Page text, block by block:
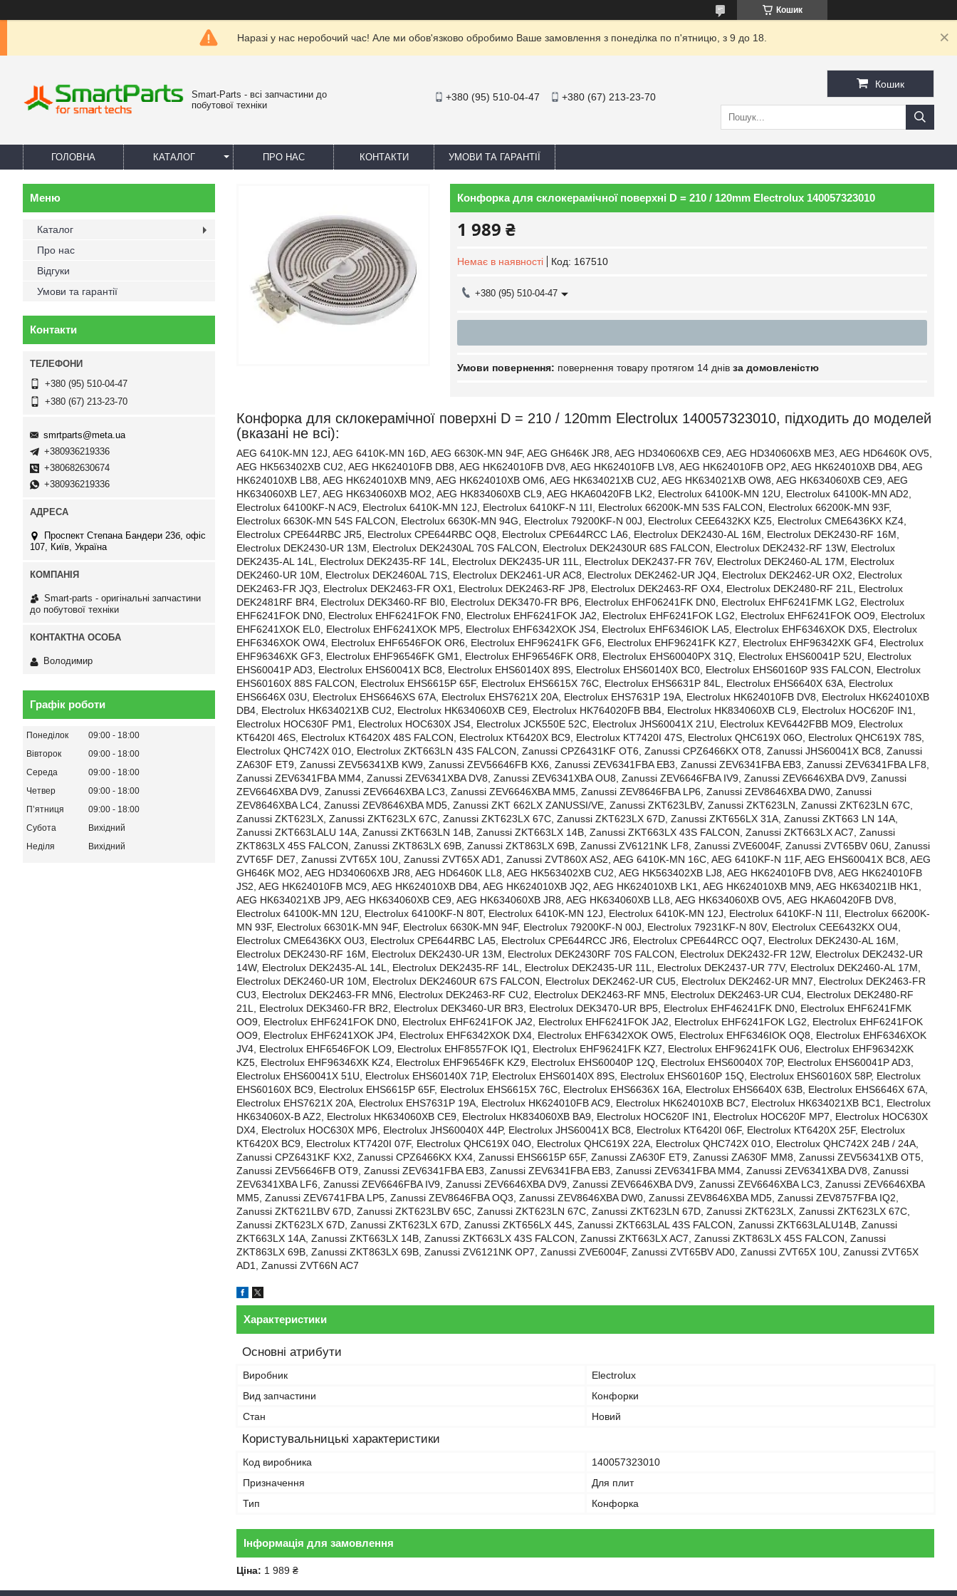
Кошик
Наразі у нас неробочий час! Але ми обов'язково обробимо Ваше замовлення з понеділка по п'ятницю, з 9 до 18.
Smart-Parts - всі запчастини до
побутової техніки
+380 (95) 510-04-47 +380 (67) 213-23-70
Кошик
ГОЛОВНА КАТАЛОГ ПРО НАС КОНТАКТИ УМОВИ ТА ГАРАНТІЇ
Конфорка для склокерамічної поверхні D = 210 / 120mm Electrolux 140057323010
1 989 ₴
Немає в наявності Код: 167510
+380 (95) 510-04-47
повернення товару протягом 14 днів за домовленістю
Конфорка для склокерамічної поверхні D = 210 / 120mm Electrolux 140057323010, підходить до моделей
(вказані не всі):
AEG 6410K-MN 12J, AEG 6410K-MN 16D, AEG 6630K-MN 94F, AEG GH646K JR8, AEG HD340606XB CE9, AEG HD340606XB ME3, AEG HD6460K OV5,
AEG HK563402XB CU2, AEG HK624010FB DB8, AEG HK624010FB DV8, AEG HK624010FB LV8, AEG HK624010FB OP2, AEG HK624010XB DB4, AEG
HK624010XB LB8, AEG HK624010XB MN9, AEG HK624010XB OM6, AEG HK634021XB CU2, AEG HK634021XB OW8, AEG HK634060XB CE9, AEG
HK634060XB LE7, AEG HK634060XB MO2, AEG HK834060XB CL9, AEG HKA60420FB LK2, Electrolux 64100K-MN 12U, Electrolux 64100K-MN AD2,
Electrolux 64100KF-N AC9, Electrolux 6410K-MN 12J, Electrolux 6410KF-N 11I, Electrolux 66200K-MN 53S FALCON, Electrolux 66200K-MN 93F,
Electrolux 6630K-MN 54S FALCON, Electrolux 6630K-MN 94G, Electrolux 79200KF-N 00J, Electrolux CEE6432KX KZ5, Electrolux CME6436KX KZ4,
Electrolux CPE644RBC JR5, Electrolux CPE644RBC OQ8, Electrolux CPE644RCC LA6, Electrolux DEK2430-AL 16M, Electrolux DEK2430-RF 16M,
Electrolux DEK2430-UR 13M, Electrolux DEK2430AL 70S FALCON, Electrolux DEK2430UR 68S FALCON, Electrolux DEK2432-RF 13W, Electrolux
DEK2435-AL 14L, Electrolux DEK2435-RF 14L, Electrolux DEK2435-UR 11L, Electrolux DEK2437-FR 76V, Electrolux DEK2460-AL 17M, Electrolux
DEK2460-UR 10M, Electrolux DEK2460AL 71S, Electrolux DEK2461-UR AC8, Electrolux DEK2462-UR JQ4, Electrolux DEK2462-UR OX2, Electrolux
DEK2463-FR JQ3, Electrolux DEK2463-FR OX1, Electrolux DEK2463-RF JP8, Electrolux DEK2463-RF OX4, Electrolux DEK2480-RF 21L, Electrolux
DEK2481RF BR4, Electrolux DEK3460-RF BI0, Electrolux DEK3470-FR BP6, Electrolux EHF06241FK DN0, Electrolux EHF6241FMK LG2, Electrolux
EHF6241FOK DN0, Electrolux EHF6241FOK FN0, Electrolux EHF6241FOK JA2, Electrolux EHF6241FOK LG2, Electrolux EHF6241FOK OO9, Electrolux
EHF6241XOK EL0, Electrolux EHF6241XOK MP5, Electrolux EHF6342XOK JS4, Electrolux EHF6346IOK LA5, Electrolux EHF6346XOK DX5, Electrolux
EHF6346XOK OW4, Electrolux EHF6546FOK OR6, Electrolux EHF96241FK GF6, Electrolux EHF96241FK KZ7, Electrolux EHF96342XK GF4, Electrolux
EHF96346XK GF3, Electrolux EHF96546FK GM1, Electrolux EHF96546FK OR8, Electrolux EHS60040PX 31Q, Electrolux EHS60041P 52U, Electrolux
EHS60041P AD3, Electrolux EHS60041X BC8, Electrolux EHS60140X 89S, Electrolux EHS60140X BC0, Electrolux EHS60160P 93S FALCON, Electrolux
EHS60160X 88S FALCON, Electrolux EHS6615P 65F, Electrolux EHS6615X 76C, Electrolux EHS6631P 84L, Electrolux EHS6640X 63A, Electrolux
EHS6646X 03U, Electrolux EHS6646XS 67A, Electrolux EHS7621X 20A, Electrolux EHS7631P 19A, Electrolux HK624010FB DV8, Electrolux HK624010XB
DB4, Electrolux HK634021XB CU2, Electrolux HK634060XB CE9, Electrolux HK764020FB BB4, Electrolux HK834060XB CL9, Electrolux HOC620F IN1,
Electrolux HOC630F PM1, Electrolux HOC630X JS4, Electrolux JCK550E 52C, Electrolux JHS60041X 21U, Electrolux KEV6442FBB MO9, Electrolux
KT6420I 46S, Electrolux KT6420X 48S FALCON, Electrolux KT6420X BC9, Electrolux KT7420I 47S, Electrolux QHC619X 06O, Electrolux QHC619X 78S,
Electrolux QHC742X 01O, Electrolux ZKT663LN 43S FALCON, Zanussi CPZ6431KF OT6, Zanussi CPZ6466KX OT8, Zanussi JHS60041X BC8, Zanussi
ZA630F ET9, Zanussi ZEV56341XB KW9, Zanussi ZEV56646FB KX6, Zanussi ZEV6341FBA EB3, Zanussi ZEV6341FBA EB3, Zanussi ZEV6341FBA LF8,
Zanussi ZEV6341FBA MM4, Zanussi ZEV6341XBA DV8, Zanussi ZEV6341XBA OU8, Zanussi ZEV6646FBA IV9, Zanussi ZEV6646XBA DV9, Zanussi
ZEV6646XBA DV9, Zanussi ZEV6646XBA LC3, Zanussi ZEV6646XBA MM5, Zanussi ZEV8646FBA LP6, Zanussi ZEV8646XBA DW0, Zanussi
ZEV8646XBA LC4, Zanussi ZEV8646XBA MD5, Zanussi ZKT 662LX ZANUSSI/VE, Zanussi ZKT623LBV, Zanussi ZKT623LN, Zanussi ZKT623LN 67C,
Zanussi ZKT623LX, Zanussi ZKT623LX 67C, Zanussi ZKT623LX 67C, Zanussi ZKT623LX 67D, Zanussi ZKT656LX 31A, Zanussi ZKT663 LN 14A,
Zanussi ZKT663LALU 14A, Zanussi ZKT663LN 14B, Zanussi ZKT663LX 14B, Zanussi ZKT663LX 43S FALCON, Zanussi ZKT663LX AC7, Zanussi
ZKT863LX 45S FALCON, Zanussi ZKT863LX 69B, Zanussi ZKT863LX 69B, Zanussi ZV6121NK LF8, Zanussi ZVE6004F, Zanussi ZVT65BV 06U, Zanussi
ZVT65F DE7, Zanussi ZVT65X 10U, Zanussi ZVT65X AD1, Zanussi ZVT860X AS2, AEG 6410K-MN 16C, AEG 6410KF-N 11F, AEG EHS60041X BC8, AEG
GH646K MO2, AEG HD340606XB JR8, AEG HD6460K LL8, AEG HK563402XB CU2, AEG HK563402XB LJ8, AEG HK624010FB DV8, AEG HK624010FB
JS2, AEG HK624010FB MC9, AEG HK624010XB DB4, AEG HK624010XB JQ2, AEG HK624010XB LK1, AEG HK624010XB MN9, AEG HK634021IB HK1,
AEG HK634021XB JP9, AEG HK634060XB CE9, AEG HK634060XB JR8, AEG HK634060XB LL8, AEG HK634060XB OV5, AEG HKA60420FB DV8,
Electrolux 64100K-MN 12U, Electrolux 64100KF-N 80T, Electrolux 6410K-MN 12J, Electrolux 6410K-MN 12J, Electrolux 6410KF-N 11I, Electrolux 66200K-
MN 93F, Electrolux 66301K-MN 94F, Electrolux 6630K-MN 94F, Electrolux 79200KF-N 00J, Electrolux 79231KF-N 80V, Electrolux CEE6432KX OU4,
Electrolux CME6436KX OU3, Electrolux CPE644RBC LA5, Electrolux CPE644RCC JR6, Electrolux CPE644RCC OQ7, Electrolux DEK2430-AL 16M,
Electrolux DEK2430-RF 16M, Electrolux DEK2430-UR 13M, Electrolux DEK2430RF 70S FALCON, Electrolux DEK2432-FR 12W, Electrolux DEK2432-UR
14W, Electrolux DEK2435-AL 14L, Electrolux DEK2435-RF 14L, Electrolux DEK2435-UR 11L, Electrolux DEK2437-UR 77V, Electrolux DEK2460-AL 17M,
Electrolux DEK2460-UR 10M, Electrolux DEK2460UR 67S FALCON, Electrolux DEK2462-UR CU5, Electrolux DEK2462-UR MN7, Electrolux DEK2463-FR
CU3, Electrolux DEK2463-FR MN6, Electrolux DEK2463-RF CU2, Electrolux DEK2463-RF MN5, Electrolux DEK2463-UR CU4, Electrolux DEK2480-RF
21L, Electrolux DEK3460-FR BR2, Electrolux DEK3460-UR BR3, Electrolux DEK3470-UR BP5, Electrolux EHF46241FK DN0, Electrolux EHF6241FMK
OO9, Electrolux EHF6241FOK DN0, Electrolux EHF6241FOK JA2, Electrolux EHF6241FOK JA2, Electrolux EHF6241FOK LG2, Electrolux EHF6241FOK
OO9, Electrolux EHF6241XOK JP4, Electrolux EHF6342XOK DX4, Electrolux EHF6342XOK OW5, Electrolux EHF6346IOK OQ8, Electrolux EHF6346XOK
JV4, Electrolux EHF6546FOK LO9, Electrolux EHF8557FOK IQ1, Electrolux EHF96241FK KZ7, Electrolux EHF96241FK OU6, Electrolux EHF96342XK
KZ5, Electrolux EHF96346XK KZ4, Electrolux EHF96546FK KZ9, Electrolux EHS60040P 12Q, Electrolux EHS60040X 70P, Electrolux EHS60041P AD3,
Electrolux EHS60041X 51U, Electrolux EHS60140X 71P, Electrolux EHS60140X 89S, Electrolux EHS60160P 15Q, Electrolux EHS60160X 58P, Electrolux
EHS60160X BC9, Electrolux EHS6615P 65F, Electrolux EHS6615X 76C, Electrolux EHS6636X 16A, Electrolux EHS6640X 63B, Electrolux EHS6646X 67A,
Electrolux EHS7621X 20A, Electrolux EHS7631P 19A, Electrolux HK624010FB AC9, Electrolux HK624010XB BC7, Electrolux HK634021XB BC1, Electrolux
HK634060X-B AZ2, Electrolux HK634060XB CE9, Electrolux HK834060XB BA9, Electrolux HOC620F IN1, Electrolux HOC620F MP7, Electrolux HOC630X
DX4, Electrolux HOC630X MP6, Electrolux JHS60040X 44P, Electrolux JHS60041X BC8, Electrolux KT6420I 06F, Electrolux KT6420X 25F, Electrolux
KT6420X BC9, Electrolux KT7420I 07F, Electrolux QHC619X 04O, Electrolux QHC619X 22A, Electrolux QHC742X 01O, Electrolux QHC742X 24B / 24A,
Zanussi CPZ6431KF KX2, Zanussi CPZ6466KX KX4, Zanussi EHS6615P 65F, Zanussi ZA630F ET9, Zanussi ZA630F MM8, Zanussi ZEV56341XB OT5,
Zanussi ZEV56646FB OT9, Zanussi ZEV6341FBA EB3, Zanussi ZEV6341FBA EB3, Zanussi ZEV6341FBA MM4, Zanussi ZEV6341XBA DV8, Zanussi
ZEV6341XBA LF6, Zanussi ZEV6646FBA IV9, Zanussi ZEV6646XBA DV9, Zanussi ZEV6646XBA DV9, Zanussi ZEV6646XBA LC3, Zanussi ZEV6646XBA
MM5, Zanussi ZEV6741FBA LP5, Zanussi ZEV8646FBA OQ3, Zanussi ZEV8646XBA DW0, Zanussi ZEV8646XBA MD5, Zanussi ZEV8757FBA IQ2,
Zanussi ZKT621LBV 67D, Zanussi ZKT623LBV 65C, Zanussi ZKT623LN 67C, Zanussi ZKT623LN 67D, Zanussi ZKT623LX, Zanussi ZKT623LX 67C,
Zanussi ZKT623LX 67D, Zanussi ZKT623LX 67D, Zanussi ZKT656LX 44S, Zanussi ZKT663LAL 43S FALCON, Zanussi ZKT663LALU14B, Zanussi
ZKT663LX 14A, Zanussi ZKT663LX 14B, Zanussi ZKT663LX 43S FALCON, Zanussi ZKT663LX AC7, Zanussi ZKT863LX 45S FALCON, Zanussi
ZKT863LX 69B, Zanussi ZKT863LX 69B, Zanussi ZV6121NK OP7, Zanussi ZVE6004F, Zanussi ZVT65BV AD0, Zanussi ZVT65X 10U, Zanussi ZVT65X
AD1, Zanussi ZVT66N AC7
Характеристики
Основні атрибути
Виробник
Electrolux
Вид запчастини
Конфорки
Стан
Новий
Користувальницькі характеристики
Код виробника
140057323010
Призначення
Для плит
Тип
Конфорка
Інформація для замовлення
Ціна: 1 989 ₴
Каталог
Про нас
Відгуки
Умови та гарантії
Контакти
+380 (95) 510-04-47
+380 (67) 213-23-70
smrtparts@meta.ua
+380936219336
+380682630674
+380936219336
Проспект Степана Бандери 23б, офіс
107, Київ, Україна
Smart-parts - оригінальні запчастини
до побутової техніки
Володимир
Графік роботи
Понеділок 09:00
18:00
Вівторок
09:00
18:00
Середа
09:00
18:00
Четвер
09:00
18:00
Пʼятниця
09:00
18:00
Субота
Вихідний
Неділя
Вихідний